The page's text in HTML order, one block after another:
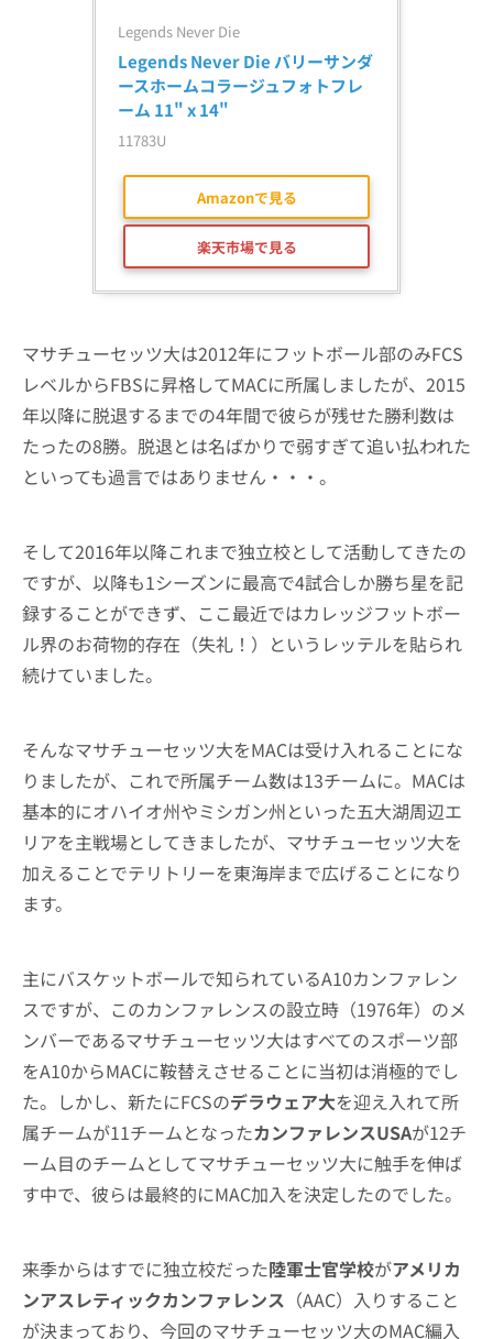
Legends Never Die
Legends Never Die バリーサンダ
ースホームコラージュフォトフレ
ーム 11" x 14"
11783U
Amazonで見る
楽天市場で見る
マサチューセッツ大は2012年にフットボール部のみFCS
レベルからFBSに昇格してMACに所属しましたが、2015
年以降に脱退するまでの4年間で彼らが残せた勝利数は
たったの8勝。脱退とは名ばかりで弱すぎて追い払われた
といっても過言ではありません・・・。
そして2016年以降これまで独立校として活動してきたの
ですが、以降も1シーズンに最高で4試合しか勝ち星を記
録することができず、ここ最近ではカレッジフットボー
ル界のお荷物的存在（失礼！）というレッテルを貼られ
続けていました。
そんなマサチューセッツ大をMACは受け入れることにな
りましたが、これで所属チーム数は13チームに。MACは
基本的にオハイオ州やミシガン州といった五大湖周辺エ
リアを主戦場としてきましたが、マサチューセッツ大を
加えることでテリトリーを東海岸まで広げることになり
ます。
主にバスケットボールで知られているA10カンファレン
スですが、このカンファレンスの設立時（1976年）のメ
ンバーであるマサチューセッツ大はすべてのスポーツ部
をA10からMACに鞍替えさせることに当初は消極的でし
た。しかし、新たにFCSのデラウェア大を迎え入れて所
属チームが11チームとなったカンファレンスUSAが12チ
ーム目のチームとしてマサチューセッツ大に触手を伸ば
す中で、彼らは最終的にMAC加入を決定したのでした。
来季からはすでに独立校だった陸軍士官学校がアメリカ
ンアスレティックカンファレンス （AAC）入りすること
が決まっており、今回のマサチューセッツ大のMAC編入